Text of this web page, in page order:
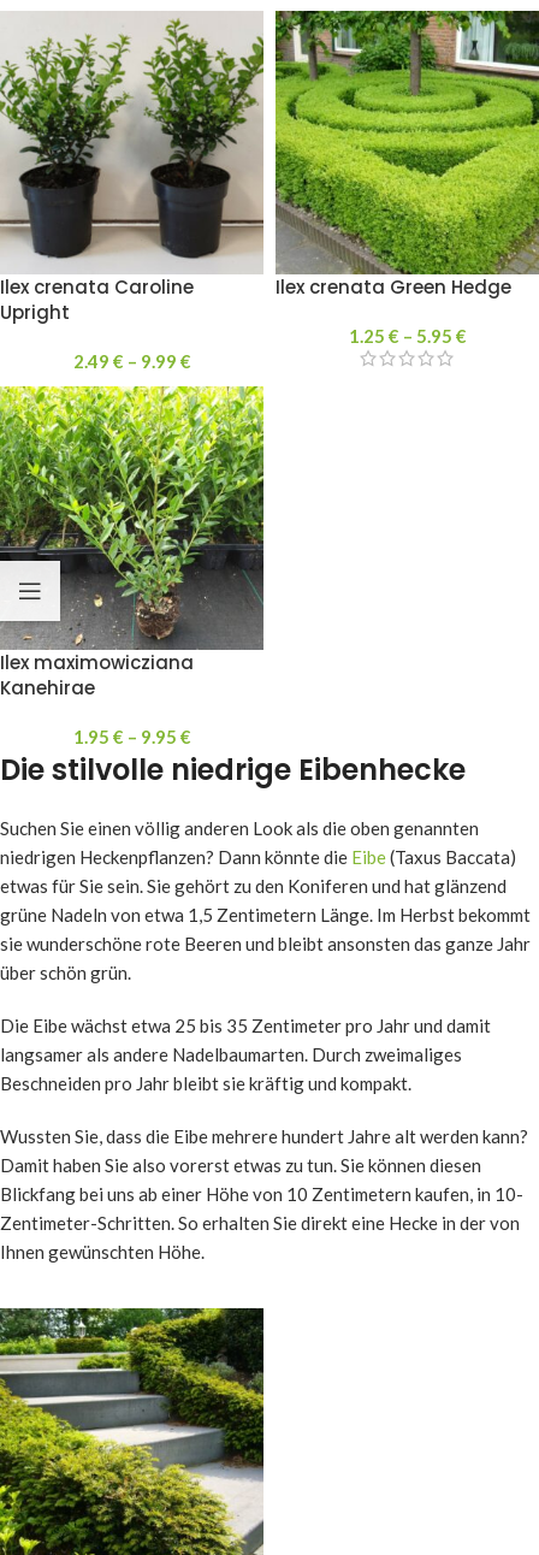
Ilex crenata Caroline
Upright
2.49 € – 9.99 €
Ilex crenata Green Hedge
1.25 € – 5.95 €
Ilex maximowicziana
Kanehirae
1.95 € – 9.95 €
Die stilvolle niedrige Eibenhecke
Suchen Sie einen völlig anderen Look als die oben genannten
niedrigen Heckenpflanzen? Dann könnte die Eibe(Taxus Baccata)
etwas für Sie sein. Sie gehört zu den Koniferen und hat glänzend
grüne Nadeln von etwa 1,5 Zentimetern Länge. Im Herbst bekommt
sie wunderschöne rote Beeren und bleibt ansonsten das ganze Jahr
über schön grün.
Die Eibe wächst etwa 25 bis 35 Zentimeter pro Jahr und damit
langsamer als andere Nadelbaumarten. Durch zweimaliges
Beschneiden pro Jahr bleibt sie kräftig und kompakt.
Wussten Sie, dass die Eibe mehrere hundert Jahre alt werden kann?
Damit haben Sie also vorerst etwas zu tun. Sie können diesen
Blickfang bei uns ab einer Höhe von 10 Zentimetern kaufen, in 10-
Zentimeter-Schritten. So erhalten Sie direkt eine Hecke in der von
Ihnen gewünschten Höhe.